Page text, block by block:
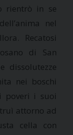
rientrò in se
nel
Recatosi
di San
dissolutezze
nei boschi
poveri i suoi
attorno ad
cella con